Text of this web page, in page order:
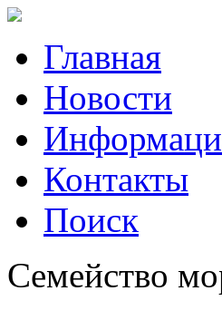
Главная
Новости
Контакты
Поиск
Семейство